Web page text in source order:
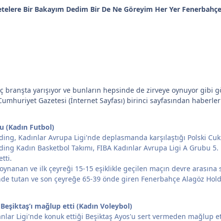
Bir Bakayım Dedim Bir De Ne Göreyim Her Yer
branşta yarışıyor ve bunların hepsinde de zirveye oynuyor gibi
Gazetesi (İnternet Sayfası) birinci sayfasından
(Kadın Futbol)
Kadınlar Avrupa Ligi'nde deplasmanda karşılaştığı Polski
Kadın Basketbol Takımı, FIBA Kadınlar Avrupa Ligi A Grubu
ve ilk çeyreği 15-15 eşiklikle geçilen maçın devre
tutan ve son çeyreğe 65-39 önde giren Fenerbahçe Alagöz
mağlup etti (Kadın Voleybol)
Ligi'nde konuk ettiği Beşiktaş Ayos'u sert vermeden mağlup